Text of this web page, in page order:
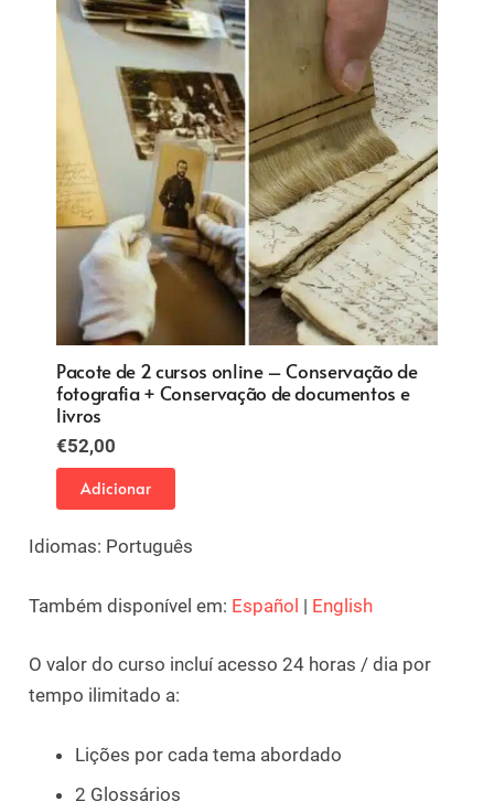
Fotos antigas – pacote 2 cursos: história da
fotografia + conservação fotografia
€54,00
Adicionar
Idiomas: Português
Também disponível em: Español | English
O valor do curso incluí acesso 24 horas / dia por
tempo ilimitado a:
Lições por cada tema abordado
2 Glossários